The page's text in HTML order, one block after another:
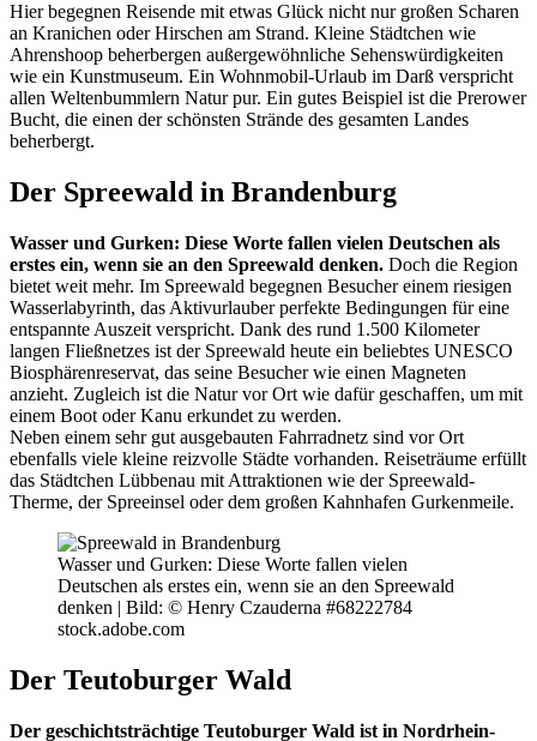
Hier begegnen Reisende mit etwas Glück nicht nur großen Scharen
an Kranichen oder Hirschen am Strand. Kleine Städtchen wie
Ahrenshoop beherbergen außergewöhnliche Sehenswürdigkeiten
wie ein Kunstmuseum. Ein Wohnmobil-Urlaub im Darß verspricht
allen Weltenbummlern Natur pur. Ein gutes Beispiel ist die Prerower
Bucht, die einen der schönsten Strände des gesamten Landes
beherbergt.
Der Spreewald in Brandenburg
Wasser und Gurken: Diese Worte fallen vielen Deutschen als
erstes ein, wenn sie an den Spreewald denken. Doch die Region
bietet weit mehr. Im Spreewald begegnen Besucher einem riesigen
Wasserlabyrinth, das Aktivurlauber perfekte Bedingungen für eine
entspannte Auszeit verspricht. Dank des rund 1.500 Kilometer
langen Fließnetzes ist der Spreewald heute ein beliebtes UNESCO
Biosphärenreservat, das seine Besucher wie einen Magneten
anzieht. Zugleich ist die Natur vor Ort wie dafür geschaffen, um mit
einem Boot oder Kanu erkundet zu werden.
Neben einem sehr gut ausgebauten Fahrradnetz sind vor Ort
ebenfalls viele kleine reizvolle Städte vorhanden. Reiseträume erfüllt
das Städtchen Lübbenau mit Attraktionen wie der Spreewald-
Therme, der Spreeinsel oder dem großen Kahnhafen Gurkenmeile.
Wasser und Gurken: Diese Worte fallen vielen
Deutschen als erstes ein, wenn sie an den Spreewald
denken | Bild: © Henry Czauderna #68222784
stock.adobe.com
Der Teutoburger Wald
Der geschichtsträchtige Teutoburger Wald ist in Nordrhein-